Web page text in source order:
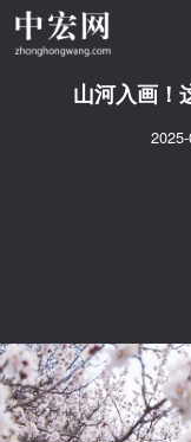
山河入画！